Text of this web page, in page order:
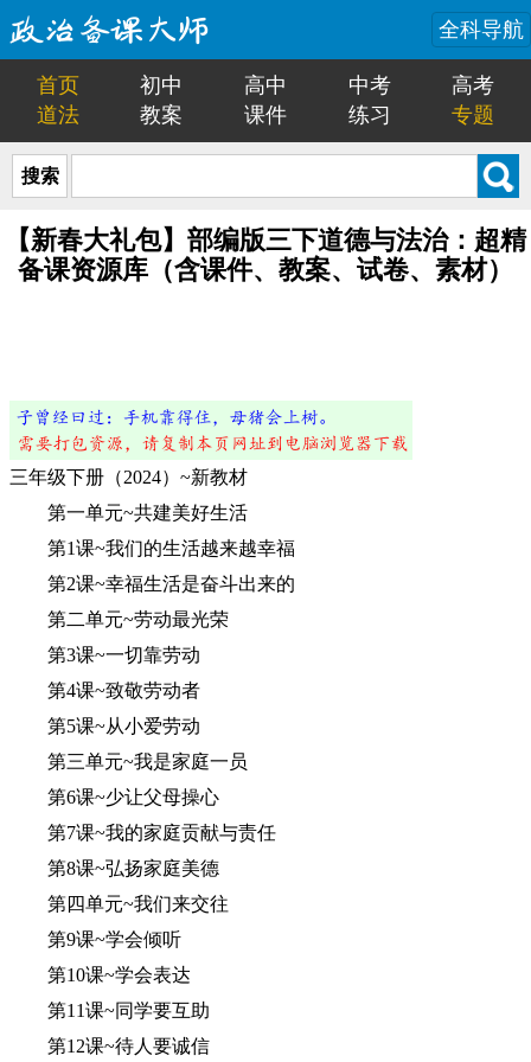
全科导航
首页 初中 高中 中考
高考
道法
教案 课件 练习 专题
搜索
【新春大礼包】部编版三下道德与法治：超精
备课资源库（含课件、教案、试卷、素材）
三年级下册（2024）~新教材
第一单元~共建美好生活
第1课~我们的生活越来越幸福
第2课~幸福生活是奋斗出来的
第二单元~劳动最光荣
第3课~一切靠劳动
第4课~致敬劳动者
第5课~从小爱劳动
第三单元~我是家庭一员
第6课~少让父母操心
第7课~我的家庭贡献与责任
第8课~弘扬家庭美德
第四单元~我们来交往
第9课~学会倾听
第10课~学会表达
第11课~同学要互助
第12课~待人要诚信